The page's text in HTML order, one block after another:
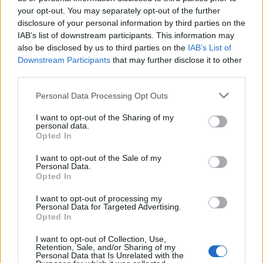
your opt-out. You may separately opt-out of the further
disclosure of your personal information by third parties on the
IAB’s list of downstream participants. This information may
also be disclosed by us to third parties on the IAB’s List of
Downstream Participants that may further disclose it to other
Personal Data Processing Opt Outs
I want to opt-out of the Sharing of my
personal data.
Opted In
I want to opt-out of the Sale of my
Personal Data.
Opted In
I want to opt-out of processing my
Personal Data for Targeted Advertising.
Opted In
I want to opt-out of Collection, Use,
Retention, Sale, and/or Sharing of my
Personal Data that Is Unrelated with the
Lorenzo Tozzi La location è una
delle più splendide della città:
una veranda sul Gianicolo, sede
dell' Institutum Romanum
Finlandiae, con vista panoramica
sulla Città eterna.
20/06/2010
Lorenzo Tozzi Una dopo l'altra,
come nel finale della celebre
Sinfonia degli Addii di papà
Haydn dove gli strumenti escono
di scena ad uno ad uno, le
concertistiche romane chiudono
i battenti all'ingresso
dell'estate.
05/06/2010